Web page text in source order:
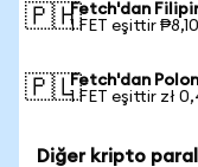
🇵🇭Fetch'dan
1 FET eşittir ₱8,10
🇵🇱Fetch'dan
1 FET eşittir zł
Diğer kripto